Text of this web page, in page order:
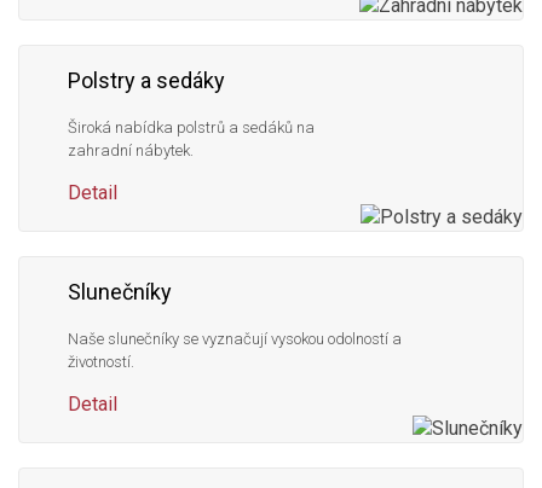
Polstry a sedáky
Široká nabídka polstrů a sedáků na
zahradní nábytek.
Detail
Slunečníky
Naše slunečníky se vyznačují vysokou odolností a
životností.
Detail